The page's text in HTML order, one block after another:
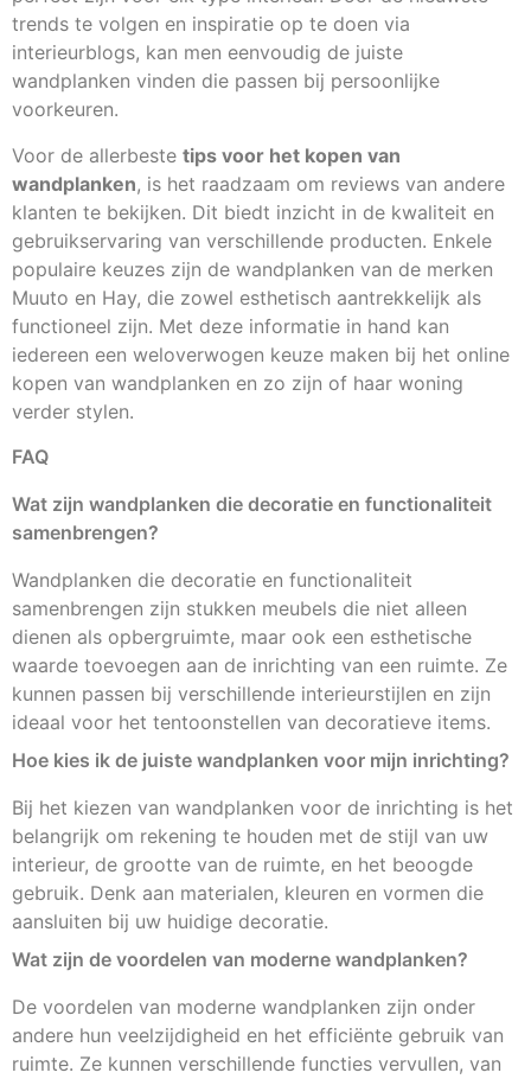
trends te volgen en inspiratie op te doen via
interieurblogs, kan men eenvoudig de juiste
wandplanken vinden die passen bij persoonlijke
voorkeuren.
Voor de allerbeste tips voor het kopen van
wandplanken, is het raadzaam om reviews van andere
klanten te bekijken. Dit biedt inzicht in de kwaliteit en
gebruikservaring van verschillende producten. Enkele
populaire keuzes zijn de wandplanken van de merken
Muuto en Hay, die zowel esthetisch aantrekkelijk als
functioneel zijn. Met deze informatie in hand kan
iedereen een weloverwogen keuze maken bij het online
kopen van wandplanken en zo zijn of haar woning
verder stylen.
FAQ
Wat zijn wandplanken die decoratie en functionaliteit
samenbrengen?
Wandplanken die decoratie en functionaliteit
samenbrengen zijn stukken meubels die niet alleen
dienen als opbergruimte, maar ook een esthetische
waarde toevoegen aan de inrichting van een ruimte. Ze
kunnen passen bij verschillende interieurstijlen en zijn
ideaal voor het tentoonstellen van decoratieve items.
Hoe kies ik de juiste wandplanken voor mijn inrichting?
Bij het kiezen van wandplanken voor de inrichting is het
belangrijk om rekening te houden met de stijl van uw
interieur, de grootte van de ruimte, en het beoogde
gebruik. Denk aan materialen, kleuren en vormen die
aansluiten bij uw huidige decoratie.
Wat zijn de voordelen van moderne wandplanken?
De voordelen van moderne wandplanken zijn onder
andere hun veelzijdigheid en het efficiënte gebruik van
ruimte. Ze kunnen verschillende functies vervullen, van